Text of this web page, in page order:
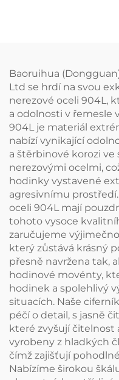
Baoruihua
Ltd se hrdí na svou
nerezové oceli 904L,
a odolnosti v řemesle
904L je materiál
nabízí vynikající
a štěrbinové korozi
nerezovými ocelmi,
hodinky vystavené
agresivnímu
oceli 904L mají
tohoto vysoce
zaručujeme
který zůstává krásný
přesně navržena tak,
hodinové movénty,
hodinek a spolehlivý
situacích. Naše
péčí o detail, s jasně
které zvyšují čitelnost
vyrobeny z hladkých
čímž zajišťují
Nabízíme širokou